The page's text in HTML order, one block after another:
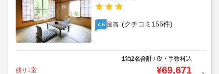
4.6 最高 (クチコミ155件)
1泊2名合計/税・手数料込
残り1室
¥69,671